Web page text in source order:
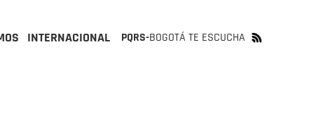
INTERNACIONAL PQRS-BOGOTÁ TE ESCUCHA